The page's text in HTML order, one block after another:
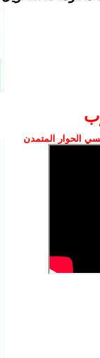
الحوار المتمدن